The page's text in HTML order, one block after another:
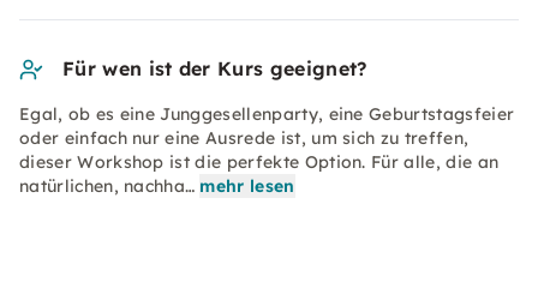
Für wen ist der Kurs geeignet?
Egal, ob es eine Junggesellenparty, eine Geburtstagsfeier
oder einfach nur eine Ausrede ist, um sich zu treffen,
dieser Workshop ist die perfekte Option. Für alle, die an
natürlichen, nachha… mehr lesen